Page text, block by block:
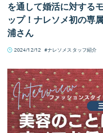
を通して婚活に対する
ップ！ナレソメ初の専
浦さん
2024/12/12 ナレソメスタッフ紹介